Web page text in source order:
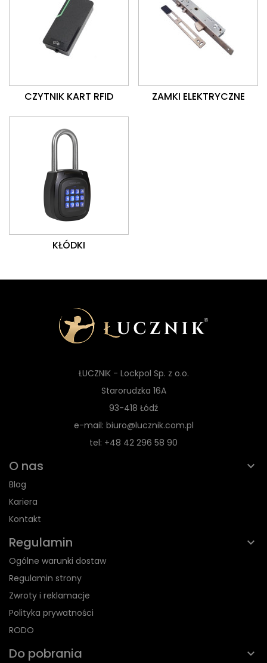
CZYTNIK KART RFID ZAMKI ELEKTRYCZNE
KŁÓDKI
ŁUCZNIK - Lockpol Sp. z o.o.
Starorudzka 16A
93-418 Łódź
e-mail: biuro@lucznik.com.pl
tel: +48 42 296 58 90
O nas
Blog
Kariera
Kontakt
Regulamin
Ogólne warunki dostaw
Regulamin strony
Zwroty i reklamacje
Polityka prywatności
RODO
Do pobrania